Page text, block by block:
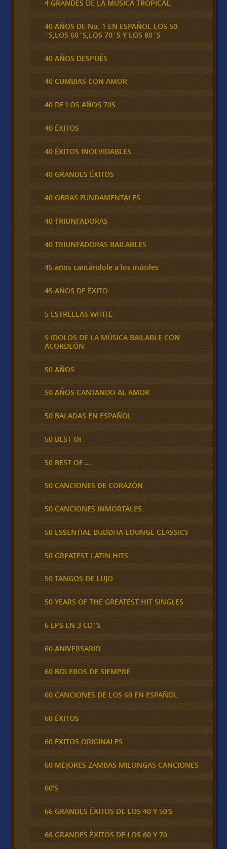
4 GRANDES DE LA MÚSICA TROPICAL,
40 AÑOS DE No. 1 EN ESPAÑOL LOS 50
´S,LOS 60´S,LOS 70´S Y LOS 80´S
40 AÑOS DESPUÉS
40 CUMBIAS CON AMOR
40 DE LOS AÑOS 70S
40 ÉXITOS
40 ÉXITOS INOLVIDABLES
40 GRANDES ÉXITOS
40 OBRAS FUNDAMENTALES
40 TRIUNFADORAS
40 TRIUNFADORAS BAILABLES
45 años cantándole a los inútiles
45 AÑOS DE ÉXITO
5 ESTRELLAS WHITE
5 IDOLOS DE LA MÚSICA BAILABLE CON
ACORDEÓN
50 AÑOS
50 AÑOS CANTANDO AL AMOR
50 BALADAS EN ESPAÑOL
50 BEST OF
50 BEST OF …
50 CANCIONES DE CORAZÓN
50 CANCIONES INMORTALES
50 ESSENTIAL BUDDHA LOUNGE CLASSICS
50 GREATEST LATIN HITS
50 TANGOS DE LUJO
50 YEARS OF THE GREATEST HIT SINGLES
6 LPS EN 3 CD´S
60 ANIVERSARIO
60 BOLEROS DE SIEMPRE
60 CANCIONES DE LOS 60 EN ESPAÑOL
60 ÉXITOS
60 ÉXITOS ORIGINALES
60 MEJORES ZAMBAS MILONGAS CANCIONES
60'S
66 GRANDES ÉXITOS DE LOS 40 Y 50'S
66 GRANDES ÉXITOS DE LOS 60 Y 70